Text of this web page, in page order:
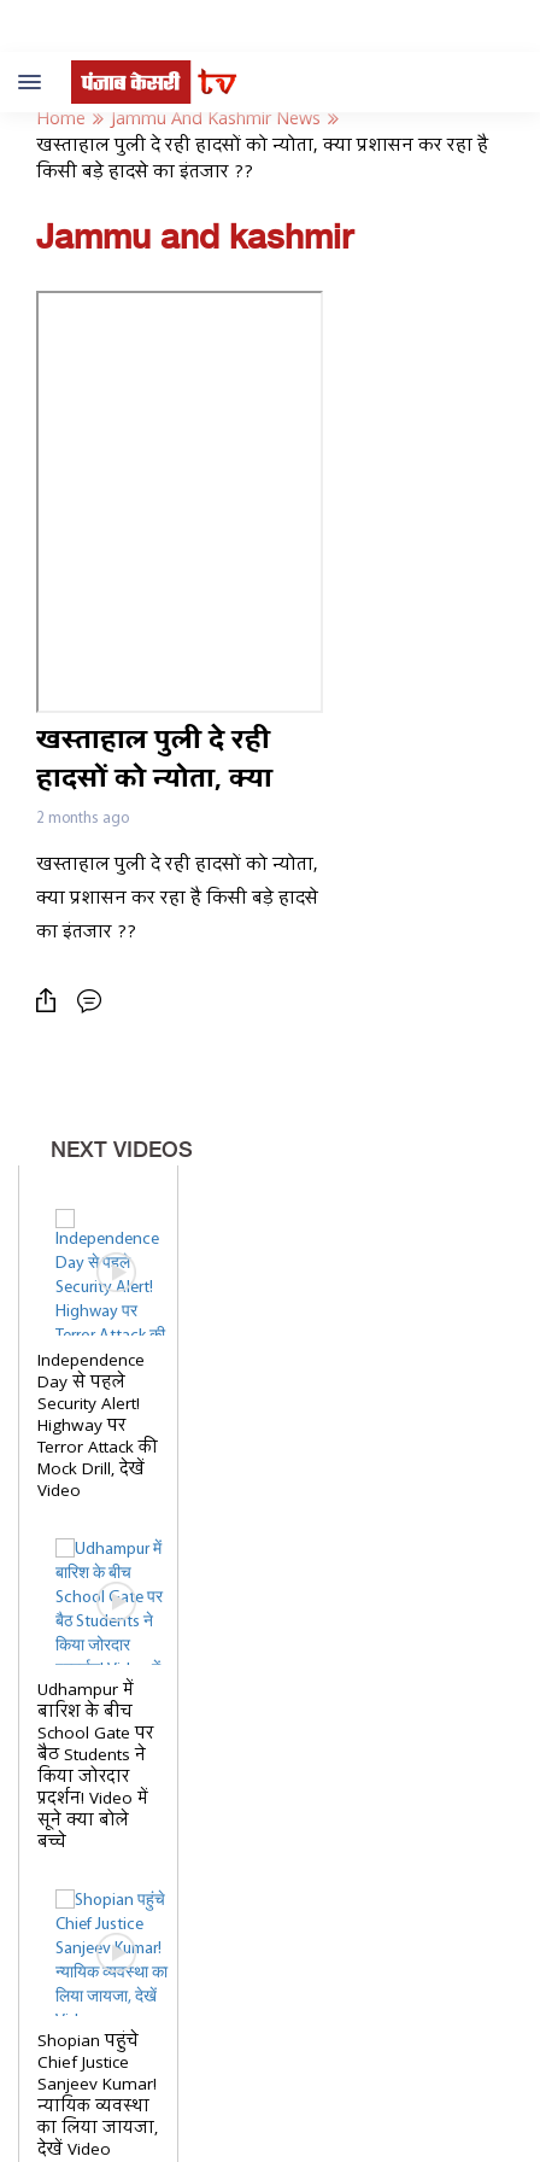
Toggle
navigation
Home
Jammu And Kashmir News
खस्ताहाल पुली दे रही हादसों को न्योता, क्या प्रशासन कर रहा है
किसी बड़े हादसे का इंतजार ??
Jammu and kashmir
खस्ताहाल पुली दे रही
हादसों को न्योता, क्या
प्रशासन कर रहा है किसी
बड़े हादसे का इंतजार ??
2 months ago
खस्ताहाल पुली दे रही हादसों को न्योता,
क्या प्रशासन कर रहा है किसी बड़े हादसे
का इंतजार ??
NEXT VIDEOS
Independence
Day से पहले
Security Alert!
Highway पर
Terror Attack की
Mock Drill, देखें
Video
Udhampur में
बारिश के बीच
School Gate पर
बैठ Students ने
किया जोरदार
प्रदर्शन! Video में
सूने क्या बोले
बच्चे
Shopian पहुंचे
Chief Justice
Sanjeev Kumar!
न्यायिक व्यवस्था
का लिया जायजा,
देखें Video